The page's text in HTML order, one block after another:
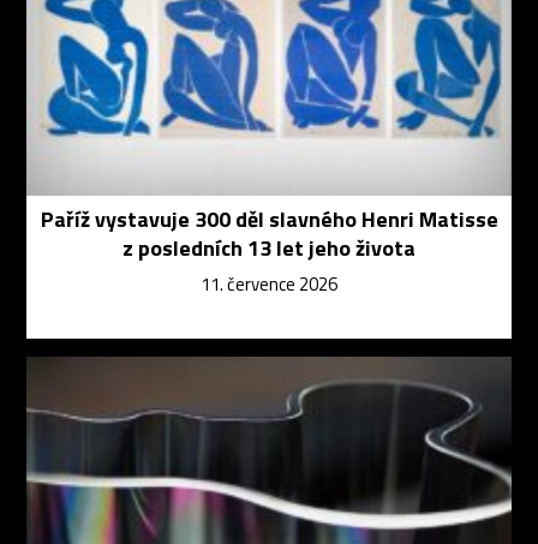
Paříž vystavuje 300 děl slavného Henri Matisse
z posledních 13 let jeho života
11. července 2026